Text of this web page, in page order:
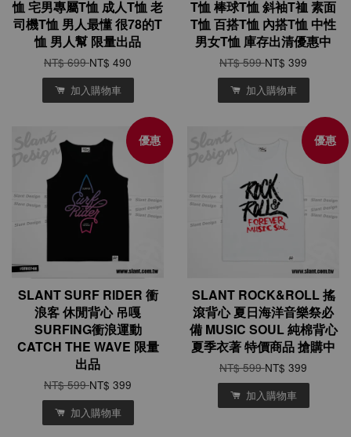
恤 宅男專屬T恤 成人T恤 老
司機T恤 男人最懂 很78的T
恤 男人幫 限量出品
NT$ 699NT$ 490
加入購物車
T恤 棒球T恤 斜袖T裇 素面
T恤 百搭T恤 內搭T恤 中性
男女T恤 庫存出清優惠中
NT$ 599NT$ 399
加入購物車
優惠
SLANT SURF RIDER 衝
浪客 休閒背心 吊嘎
SURFING衝浪運動
CATCH THE WAVE 限量
出品
NT$ 599NT$ 399
加入購物車
優惠
SLANT ROCK&ROLL 搖
滾背心 夏日海洋音樂祭必
備 MUSIC SOUL 純棉背心
夏季衣著 特價商品 搶購中
NT$ 599NT$ 399
加入購物車